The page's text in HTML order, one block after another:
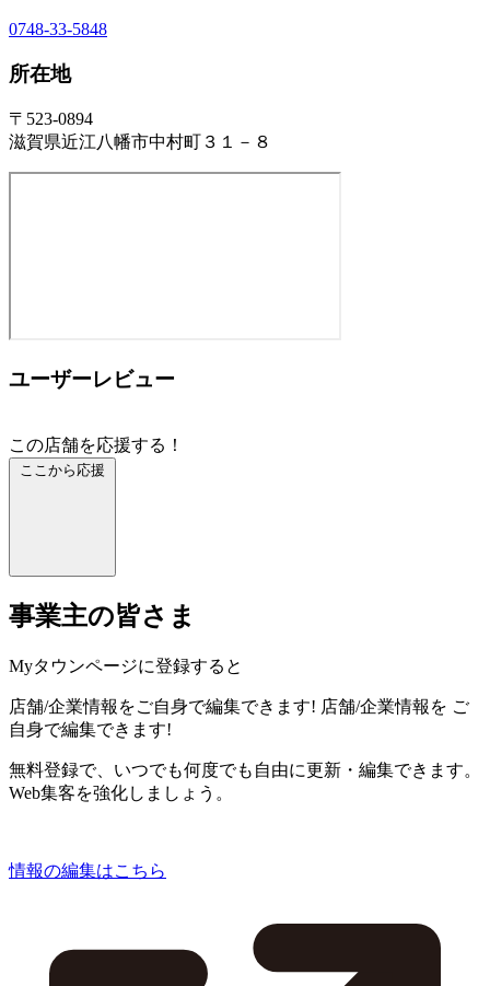
0748-33-5848
所在地
〒523-0894
滋賀県近江八幡市中村町３１－８
ユーザーレビュー
この店舗を応援する！
ここから応援
事業主の皆さま
Myタウンページに登録すると
店舗/企業情報をご自身で編集できます! 店舗/企業情報を ご
自身で編集できます!
無料登録で、いつでも何度でも自由に更新・編集できます。
Web集客を強化しましょう。
情報の編集はこちら